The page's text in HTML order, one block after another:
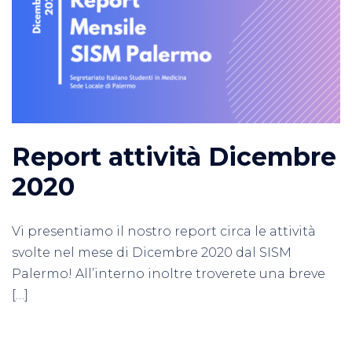
Report attività Dicembre
2020
Vi presentiamo il nostro report circa le attività
svolte nel mese di Dicembre 2020 dal SISM
Palermo! All’interno inoltre troverete una breve
[…]